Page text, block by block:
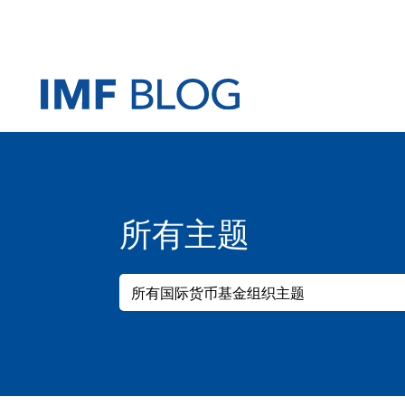
所有主题
所有国际货币基金组织主题